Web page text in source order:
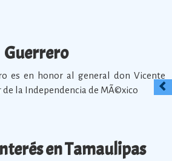
Guerrero
es en honor al general don Vicente
la Independencia de MÃ©xico
en Tamaulipas